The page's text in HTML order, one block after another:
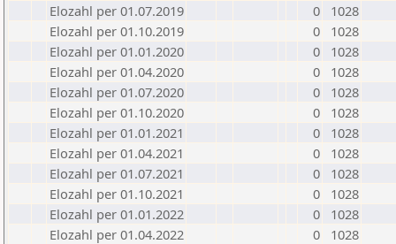
Elozahl per 01.07.2019
0
1028
Elozahl per 01.10.2019
0
1028
Elozahl per 01.01.2020
0
1028
Elozahl per 01.04.2020
0
1028
Elozahl per 01.07.2020
0
1028
Elozahl per 01.10.2020
0
1028
Elozahl per 01.01.2021
0
1028
Elozahl per 01.04.2021
0
1028
Elozahl per 01.07.2021
0
1028
Elozahl per 01.10.2021
0
1028
Elozahl per 01.01.2022
0
1028
Elozahl per 01.04.2022
0
1028